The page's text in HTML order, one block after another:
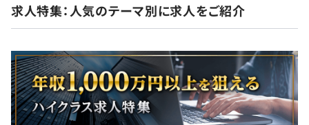
求人特集：人気のテーマ別に求人をご紹介